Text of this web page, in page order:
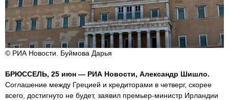
© РИА Новости. Буймова Дарья
БРЮССЕЛЬ, 25 июн — РИА Новости, Александр Шишло.
Соглашение между Грецией и кредиторами в четверг, скорее
всего, достигнуто не будет, заявил премьер-министр Ирландии